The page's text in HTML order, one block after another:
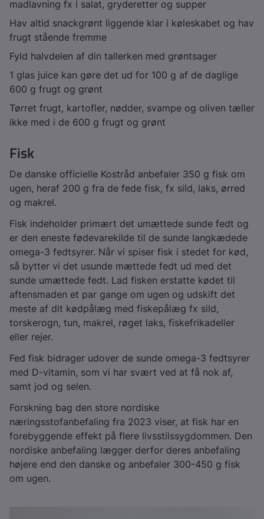
madlavning fx i salat, gryderetter og supper
Hav altid snackgrønt liggende klar i køleskabet og hav
frugt stående fremme
Fyld halvdelen af din tallerken med grøntsager
1 glas juice kan gøre det ud for 100 g af de daglige
600 g frugt og grønt
Tørret frugt, kartofler, nødder, svampe og oliven tæller
ikke med i de 600 g frugt og grønt
Fisk
De danske officielle Kostråd anbefaler 350 g fisk om
ugen, heraf 200 g fra de fede fisk, fx sild, laks, ørred
og makrel.
Fisk indeholder primært det umættede sunde fedt og
er den eneste fødevarekilde til de sunde langkædede
omega-3 fedtsyrer. Når vi spiser fisk i stedet for kød,
så bytter vi det usunde mættede fedt ud med det
sunde umættede fedt. Lad fisken erstatte kødet til
aftensmaden et par gange om ugen og udskift det
meste af dit kødpålæg med fiskepålæg fx sild,
torskerogn, tun, makrel, røget laks, fiskefrikadeller
eller rejer.
Fed fisk bidrager udover de sunde omega-3 fedtsyrer
med D-vitamin, som vi har svært ved at få nok af,
samt jod og selen.
Forskning bag den store nordiske
næringsstofanbefaling fra 2023 viser, at fisk har en
forebyggende effekt på flere livsstilssygdommen. Den
nordiske anbefaling lægger derfor deres anbefaling
højere end den danske og anbefaler 300-450 g fisk
om ugen.